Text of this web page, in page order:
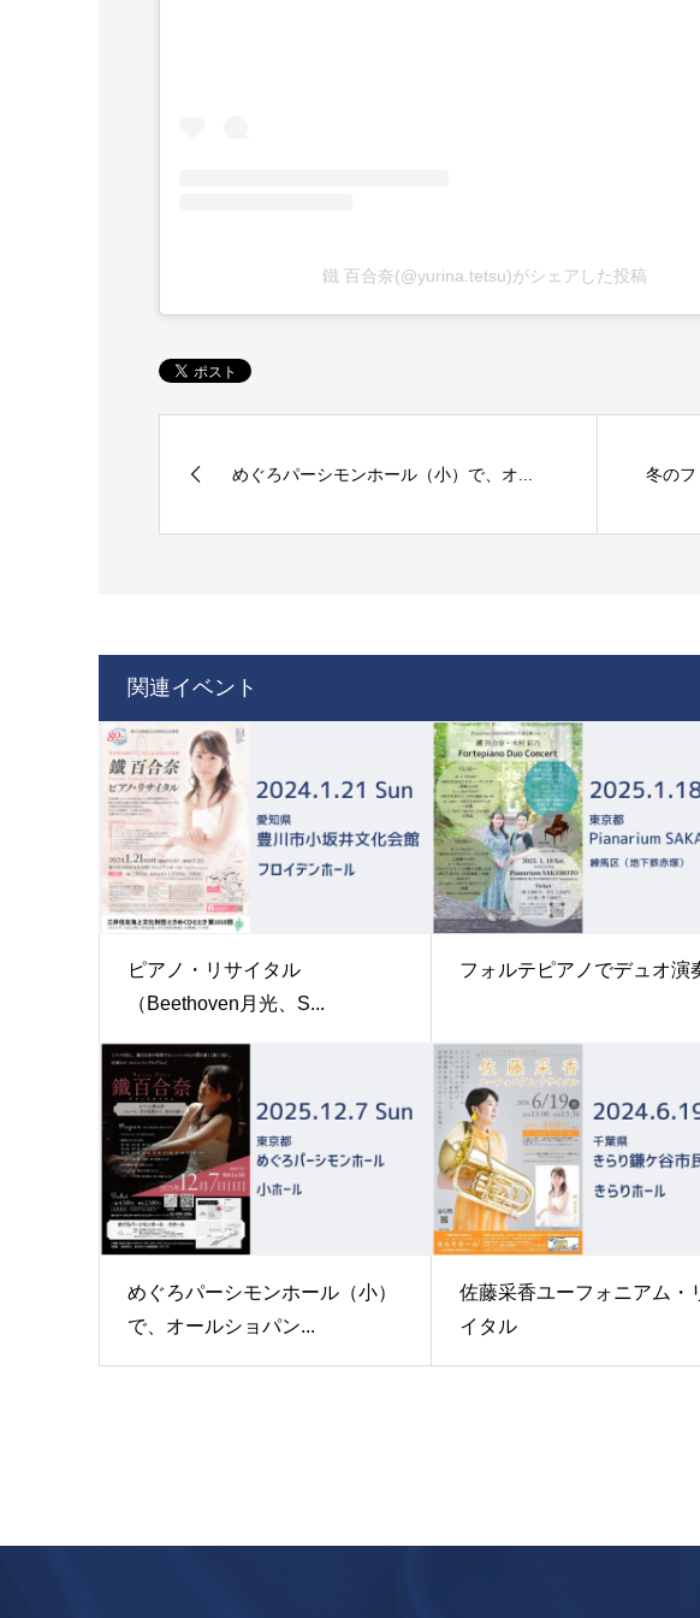
鐵 百合奈(@yurina.tetsu)がシェアした投稿
めぐろパーシモンホール（小）で、オ... 冬のフ
関連イベント
ピアノ・リサイタル
（Beethoven月光、S...
フォルテピアノでデュオ演
めぐろパーシモンホール（小）
で、オールショパン...
佐藤采香ユーフォニアム・
イタル